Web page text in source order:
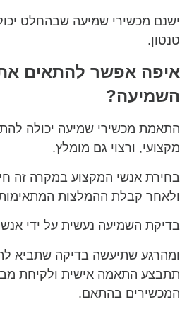
ישנם מכשירי שמיעה שבהחלט
טנטון.
איפה אפשר להתאים
השמיעה?
התאמת מכשירי שמיעה יכולה
מקצועי, ורצוי גם מומלץ.
בחירת אנשי המקצוע במקרה זה
ולאחר קבלת ההמלצות
בדיקת השמיעה נעשית על ידי
ומהרגע שתיעשה בדיקה שתביא
תתבצע התאמה אישית ולקיחת
המכשירים בהתאם.